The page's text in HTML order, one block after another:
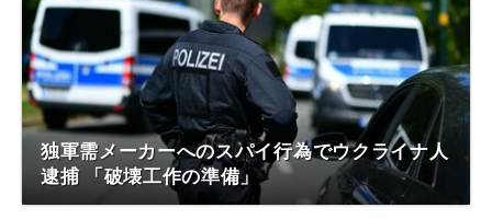
独軍需メーカーへのスパイ行為でウクライナ人
逮捕 「破壊工作の準備」